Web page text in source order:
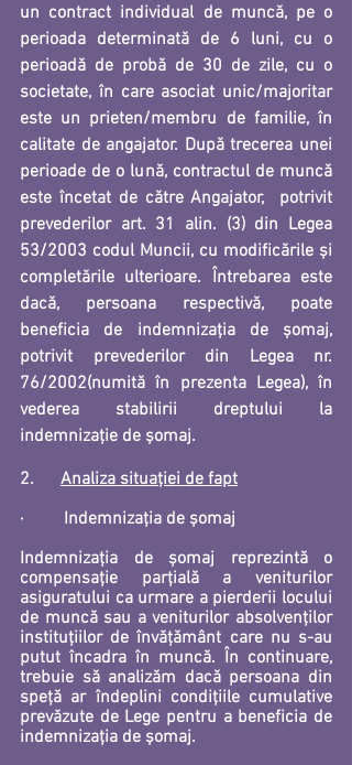
un contract individual de muncă, pe o
perioada determinată de 6 luni, cu o
perioadă de probă de 30 de zile, cu o
societate, în care asociat unic/majoritar
este un prieten/membru de familie, în
calitate de angajator. După trecerea unei
perioade de o lună, contractul de muncă
este încetat de către Angajator,  potrivit
prevederilor art. 31 alin. (3) din Legea
53/2003 codul Muncii, cu modificările și
completările ulterioare. Întrebarea este
dacă, persoana respectivă, poate
beneficia de indemnizația de șomaj,
potrivit prevederilor din Legea nr.
76/2002(numită în prezenta Legea), în
vederea stabilirii dreptului la
indemnizație de șomaj.
2. Analiza situației de fapt
· Indemnizația de șomaj
Indemnizația de șomaj reprezintă o
compensație parțială a veniturilor
asiguratului ca urmare a pierderii locului
de muncă sau a veniturilor absolvenților
instituțiilor de învățământ care nu s-au
putut încadra în muncă. În continuare,
trebuie să analizăm dacă persoana din
speță ar îndeplini condițiile cumulative
prevăzute de Lege pentru a beneficia de
indemnizația de șomaj.